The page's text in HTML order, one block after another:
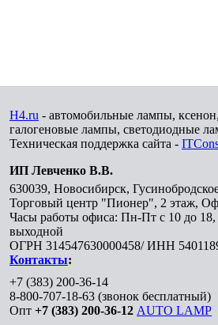
H4.ru - автомобильные лампы,
галогеновые лампы, светодиодные
Техническая поддержка сайта -
ИП Левченко В.В.
630039, Новосибирск,
Торговый центр "Пионер", 2 этаж,
Часы работы офиса: Пн-Пт с 10 до
выходной
ОГРН 314547630000458/ ИНН
Контакты:
+7 (383) 200-36-14
8-800-707-18-63 (звонок бесплатный)
Опт +7 (383) 200-36-12 AUTO LAMP